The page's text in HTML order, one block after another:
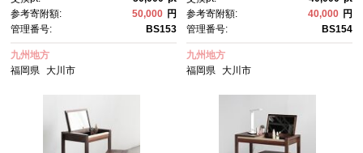
日 入学 卒業 就職 MUFactory
参考寄附額:
50,000 円
管理番号:
BS153
九州地方
福岡県
大川市
日 入学 卒業 就職 MUFactory
参考寄附額:
40,000 円
管理番号:
BS154
九州地方
福岡県 大川市